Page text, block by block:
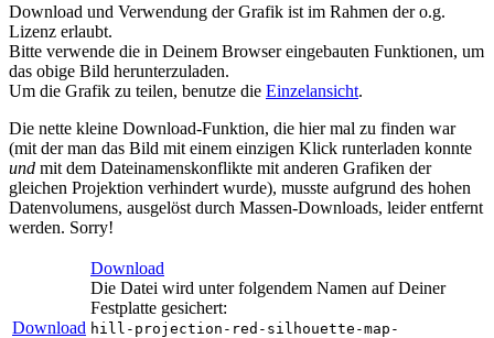
Download und Verwendung der Grafik ist im Rahmen der o.g.
Lizenz erlaubt.
Bitte verwende die in Deinem Browser eingebauten Funktionen, um
das obige Bild herunterzuladen.
Um die Grafik zu teilen, benutze die Einzelansicht.
Die nette kleine Download-Funktion, die hier mal zu finden war
(mit der man das Bild mit einem einzigen Klick runterladen konnte
und mit dem Dateinamenskonflikte mit anderen Grafiken der
gleichen Projektion verhindert wurde), musste aufgrund des hohen
Datenvolumens, ausgelöst durch Massen-Downloads, leider entfernt
werden. Sorry!
Download
Download
Die Datei wird unter folgendem Namen auf Deiner
Festplatte gesichert:
hill-projection-red-silhouette-map-